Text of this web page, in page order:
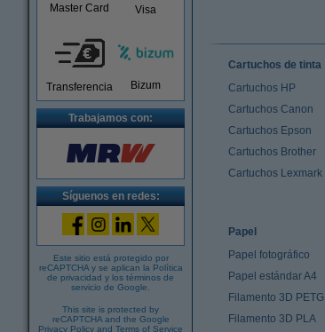
Master Card Visa
Transferencia Bizum
Trabajamos con:
Síguenos en redes:
Este sitio está protegido por
reCAPTCHA y se aplican la Política
de privacidad y los términos de
servicio de Google
This site is protected by
reCAPTCHA and the Google
Privacy Policy and Terms of Service
Cartuchos de tinta
Cartuchos HP
Cartuchos Canon
Cartuchos Epson
Cartuchos Brother
Cartuchos Lexmark
Papel
Papel fotográfico
Papel estándar A4
Filamento 3D PETG
Filamento 3D PLA